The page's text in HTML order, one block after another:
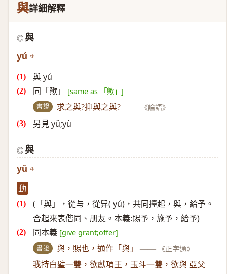
與詳細解釋
◎ 與
yú
與 yú
同「歟」
[same as 「歟」]
書證 求之與?抑與之與? —— 《論語》
另見 yǔ;yù
◎ 與
yǔ
動
(「與」，從与，從舁( yú)，共同擡起，與，給予。
合起來表偕同、朋友。本義:賜予，施予，給予)
同本義 [give grant;offer]
書證 與，賜也，通作「與」 —— 《正字通》
我持白璧一雙，欲獻項王，玉斗一雙，欲與 亞父